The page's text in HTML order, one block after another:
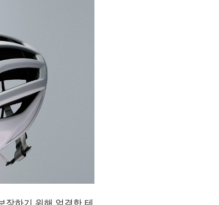
장하기 위해 엄격한 테